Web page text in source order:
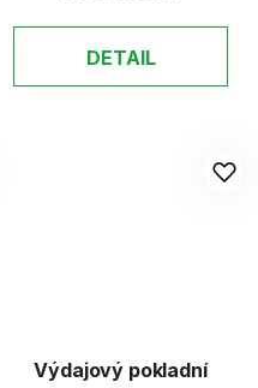
DETAIL
Výdajový pokladní